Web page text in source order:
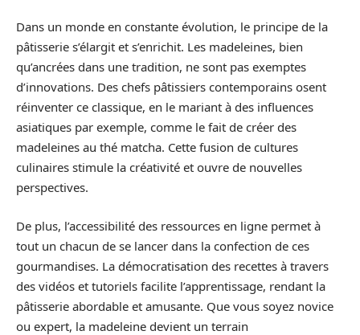
Dans un monde en constante évolution, le principe de la
pâtisserie s’élargit et s’enrichit. Les madeleines, bien
qu’ancrées dans une tradition, ne sont pas exemptes
d’innovations. Des chefs pâtissiers contemporains osent
réinventer ce classique, en le mariant à des influences
asiatiques par exemple, comme le fait de créer des
madeleines au thé matcha. Cette fusion de cultures
culinaires stimule la créativité et ouvre de nouvelles
perspectives.
De plus, l’accessibilité des ressources en ligne permet à
tout un chacun de se lancer dans la confection de ces
gourmandises. La démocratisation des recettes à travers
des vidéos et tutoriels facilite l’apprentissage, rendant la
pâtisserie abordable et amusante. Que vous soyez novice
ou expert, la madeleine devient un terrain